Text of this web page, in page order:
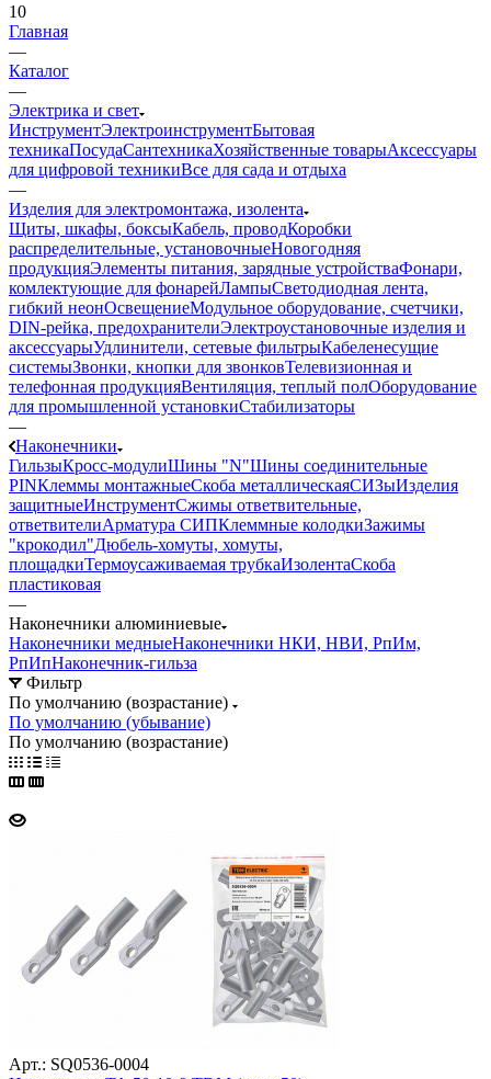
10
Главная
—
Каталог
—
Электрика и свет
ИнструментЭлектроинструментБытовая
техникаПосудаСантехникаХозяйственные товарыАксессуары
для цифровой техникиВсе для сада и отдыха
—
Изделия для электромонтажа, изолента
Щиты, шкафы, боксыКабель, проводКоробки
распределительные, установочныеНовогодняя
продукцияЭлементы питания, зарядные устройстваФонари,
комлектующие для фонарейЛампыСветодиодная лента,
гибкий неонОсвещениеМодульное оборудование, счетчики,
DIN-рейка, предохранителиЭлектроустановочные изделия и
аксессуарыУдлинители, сетевые фильтрыКабеленесущие
системыЗвонки, кнопки для звонковТелевизионная и
телефонная продукцияВентиляция, теплый полОборудование
для промышленной установкиСтабилизаторы
—
Наконечники
ГильзыКросс-модулиШины "N"Шины соединительные
PINКлеммы монтажныеСкоба металлическаяСИЗыИзделия
защитныеИнструментСжимы ответвительные,
ответвителиАрматура СИПКлеммные колодкиЗажимы
"крокодил"Дюбель-хомуты, хомуты,
площадкиТермоусаживаемая трубкаИзолентаСкоба
пластиковая
—
Наконечники алюминиевые
Наконечники медныеНаконечники НКИ, НВИ, РпИм,
РпИпНаконечник-гильза
Фильтр
По умолчанию (возрастание)
По умолчанию (убывание)
По умолчанию (возрастание)
Арт.: SQ0536-0004